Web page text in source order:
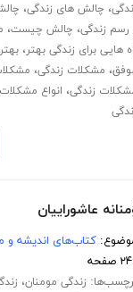
، چالش های زندگی،
رسم زندگی، چالش چیست،
هایی برای زندگی بهتر،
، مشکلات زندگی،
زندگی، انواع
عاشوراییان
کتاب‌های اندیشه
صفحه
زندگی مومنان،